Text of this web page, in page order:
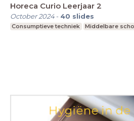
Horeca Curio Leerjaar 2
October 2024- 40 slides
Consumptieve techniek Middelbare